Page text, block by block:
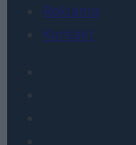
Reklama
Kontakt